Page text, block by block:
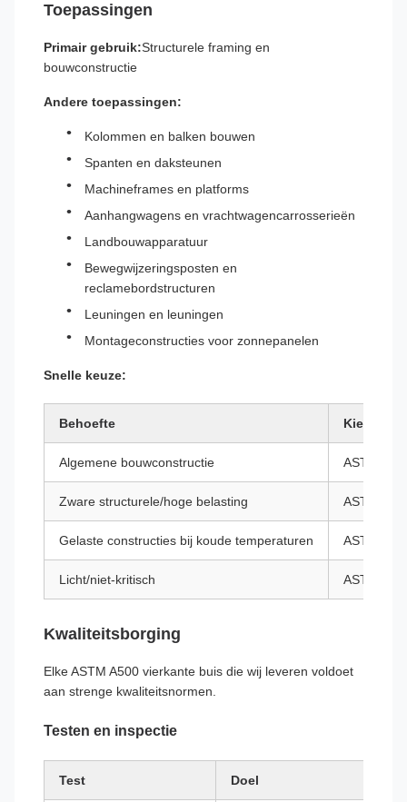
Toepassingen
Primair gebruik:Structurele framing en
bouwconstructie
Andere toepassingen:
Kolommen en balken bouwen
Spanten en daksteunen
Machineframes en platforms
Aanhangwagens en vrachtwagencarrosserieën
Landbouwapparatuur
Bewegwijzeringsposten en
reclamebordstructuren
Leuningen en leuningen
Montageconstructies voor zonnepanelen
Snelle keuze:
Behoefte Kiezen
Algemene bouwconstructie ASTM
Zware structurele/hoge belasting ASTM
Gelaste constructies bij koude temperaturen ASTM
Licht/niet-kritisch ASTM
Kwaliteitsborging
Elke ASTM A500 vierkante buis die wij leveren voldoet
aan strenge kwaliteitsnormen.
Testen en inspectie
Test Doel